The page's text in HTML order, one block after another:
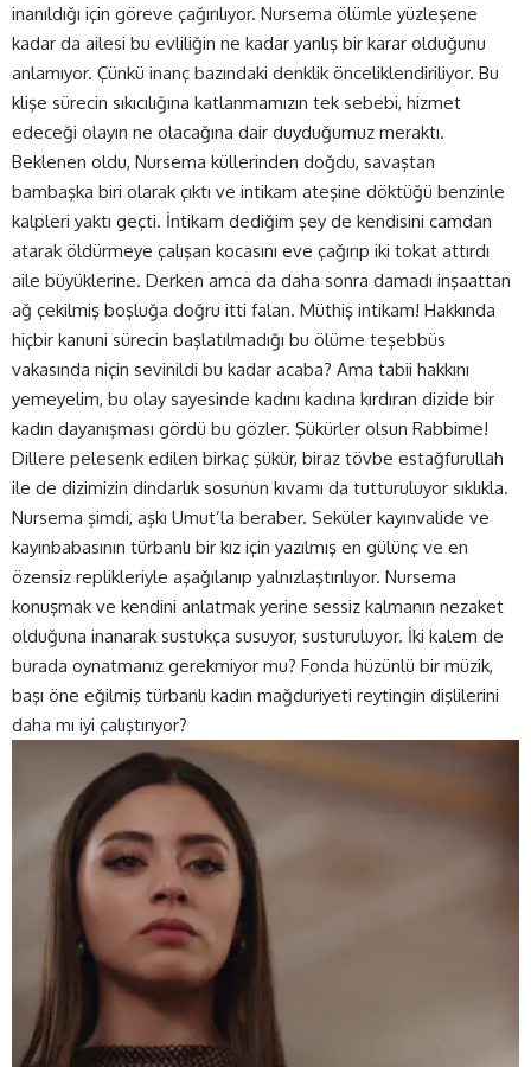
inanıldığı için göreve çağırılıyor. Nursema ölümle yüzleşene
kadar da ailesi bu evliliğin ne kadar yanlış bir karar olduğunu
anlamıyor. Çünkü inanç bazındaki denklik önceliklendiriliyor. Bu
klişe sürecin sıkıcılığına katlanmamızın tek sebebi, hizmet
edeceği olayın ne olacağına dair duyduğumuz meraktı.
Beklenen oldu, Nursema küllerinden doğdu, savaştan
bambaşka biri olarak çıktı ve intikam ateşine döktüğü benzinle
kalpleri yaktı geçti. İntikam dediğim şey de kendisini camdan
atarak öldürmeye çalışan kocasını eve çağırıp iki tokat attırdı
aile büyüklerine. Derken amca da daha sonra damadı inşaattan
ağ çekilmiş boşluğa doğru itti falan. Müthiş intikam! Hakkında
hiçbir kanuni sürecin başlatılmadığı bu ölüme teşebbüs
vakasında niçin sevinildi bu kadar acaba? Ama tabii hakkını
yemeyelim, bu olay sayesinde kadını kadına kırdıran dizide bir
kadın dayanışması gördü bu gözler. Şükürler olsun Rabbime!
Dillere pelesenk edilen birkaç şükür, biraz tövbe estağfurullah
ile de dizimizin dindarlık sosunun kıvamı da tutturuluyor sıklıkla.
Nursema şimdi, aşkı Umut’la beraber. Seküler kayınvalide ve
kayınbabasının türbanlı bir kız için yazılmış en gülünç ve en
özensiz replikleriyle aşağılanıp yalnızlaştırılıyor. Nursema
konuşmak ve kendini anlatmak yerine sessiz kalmanın nezaket
olduğuna inanarak sustukça susuyor, susturuluyor. İki kalem de
burada oynatmanız gerekmiyor mu? Fonda hüzünlü bir müzik,
başı öne eğilmiş türbanlı kadın mağduriyeti reytingin dişlilerini
daha mı iyi çalıştırıyor?